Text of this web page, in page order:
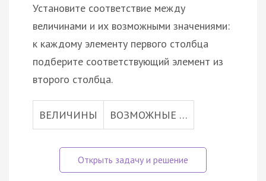
Установите соответствие между
величинами и их возможными значениями:
к каждому элементу первого столбца
подберите соответствующий элемент из
второго столбца.
ВЕЛИЧИНЫ ВОЗМОЖНЫЕ …